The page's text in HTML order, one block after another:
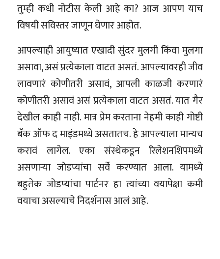
तुम्ही कधी नोटीस केली आहे का? आज आपण याच
विषयी सविस्तर जाणून घेणार आहोत.
आपल्याही आयुष्यात एखादी सुंदर मुलगी किंवा मुलगा
असावा, असं प्रत्येकाला वाटत असतं. आपल्यावरही जीव
लावणारं कोणीतरी असावं, आपली काळजी करणारं
कोणीतरी असावं असं प्रत्येकाला वाटत असतं. यात गैर
देखील काही नाही. मात्र प्रेम करताना नेहमी काही गोष्टी
बॅक ऑफ द माइंडमध्ये असतातच. हे आपल्याला मान्यच
करावं लागेल. एका संस्थेकडून रिलेशनशिपमध्ये
असणाऱ्या जोडप्यांचा सर्वे करण्यात आला. यामध्ये
बहुतेक जोडप्यांचा पार्टनर हा त्यांच्या वयापेक्षा कमी
वयाचा असल्याचे निदर्शनास आलं आहे.